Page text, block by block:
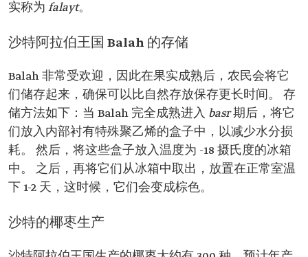
实称为 falayt。
沙特阿拉伯王国 Balah 的存储
Balah 非常受欢迎，因此在果实成熟后，农民会将它
们储存起来，确保可以比自然存放保存更长时间。 存
储方法如下：当 Balah 完全成熟进入 basr期后，将它
们放入内部衬有特殊聚乙烯的盒子中，以减少水分损
耗。 然后，将这些盒子放入温度为 -18 摄氏度的冰箱
中。 之后，再将它们从冰箱中取出，放置在正常室温
下 1-2 天，这时候，它们会变成棕色。
沙特的椰枣生产